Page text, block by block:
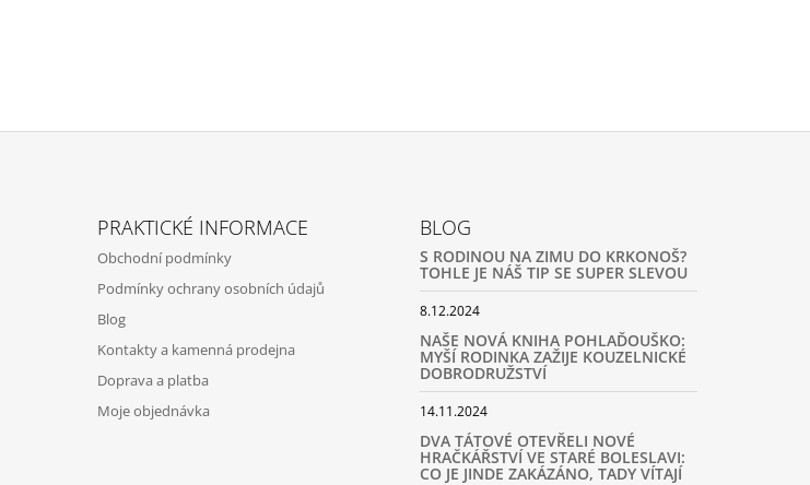
PRAKTICKÉ INFORMACE
Obchodní podmínky
Podmínky ochrany osobních údajů
Blog
Kontakty a kamenná prodejna
Doprava a platba
Moje objednávka
BLOG
S RODINOU NA ZIMU DO KRKONOŠ?
TOHLE JE NÁŠ TIP SE SUPER SLEVOU
8.12.2024
NAŠE NOVÁ KNIHA POHLAĎOUŠKO:
MYŠÍ RODINKA ZAŽIJE KOUZELNICKÉ
DOBRODRUŽSTVÍ
14.11.2024
DVA TÁTOVÉ OTEVŘELI NOVÉ
HRAČKÁŘSTVÍ VE STARÉ BOLESLAVI:
CO JE JINDE ZAKÁZÁNO, TADY VÍTAJÍ